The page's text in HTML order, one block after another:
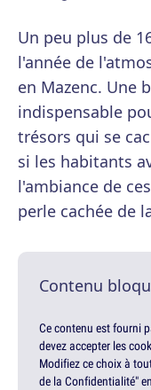
Un peu plus de
l'année de
en Mazenc. Une
indispensable
trésors qui se
si les habitants
l'ambiance de
perle cachée de
Contenu
Ce contenu est fourni
devez accepter les
Modifiez ce choix à
de la Confidentialité"